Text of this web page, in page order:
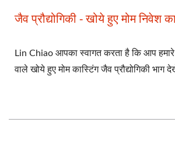
जैव प्रौद्योगिकी - खोये हुए मोम निवेश
Lin Chiao आपका स्वागत करता है कि आप हमारे
वाले खोये हुए मोम कास्टिंग जैव प्रौद्योगिकी भाग